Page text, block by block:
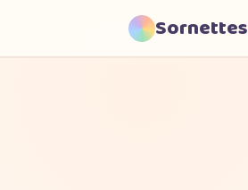
Sornettes